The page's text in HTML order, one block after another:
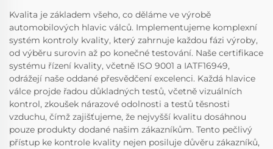
Kvalita je základem všeho, co děláme ve výrobě
automobilových hlavic válců. Implementujeme komplexní
systém kontroly kvality, který zahrnuje každou fázi výroby,
od výběru surovin až po konečné testování. Naše certifikace
systému řízení kvality, včetně ISO 9001 a IATF16949,
odrážejí naše oddané přesvědčení excelenci. Každá hlavice
válce projde řadou důkladných testů, včetně vizuálních
kontrol, zkoušek nárazové odolnosti a testů těsnosti
vzduchu, čímž zajišťujeme, že nejvyšší kvalitu dosáhnou
pouze produkty dodané našim zákazníkům. Tento pečlivý
přístup ke kontrole kvality nejen posiluje důvěru zákazníků,